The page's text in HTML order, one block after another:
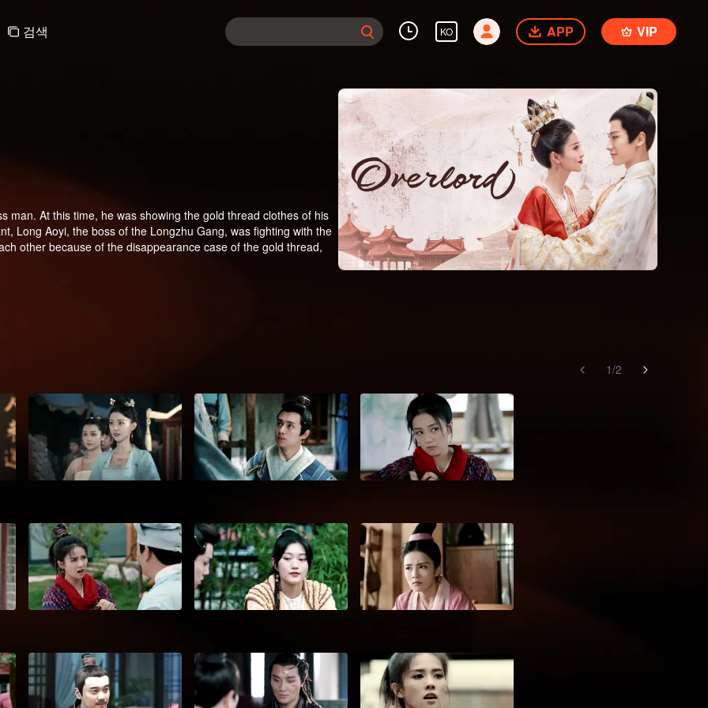
검색 KO APP VIP
man. At this time, he was showing the gold thread clothes of his
Long Aoyi, the boss of the Longzhu Gang, was fighting with the
other because of the disappearance case of the gold thread,
1/2